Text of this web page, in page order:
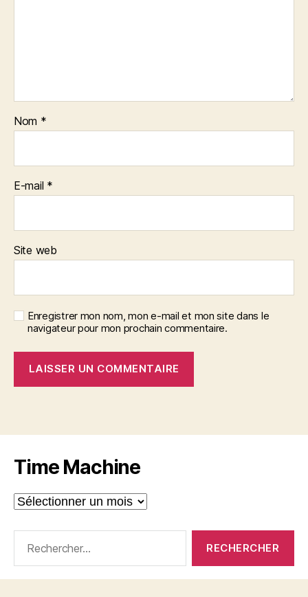
Nom *
E-mail *
Site web
Enregistrer mon nom, mon e-mail et mon site dans le
navigateur pour mon prochain commentaire.
t
r
n
v
Time Machine
Time
Machine